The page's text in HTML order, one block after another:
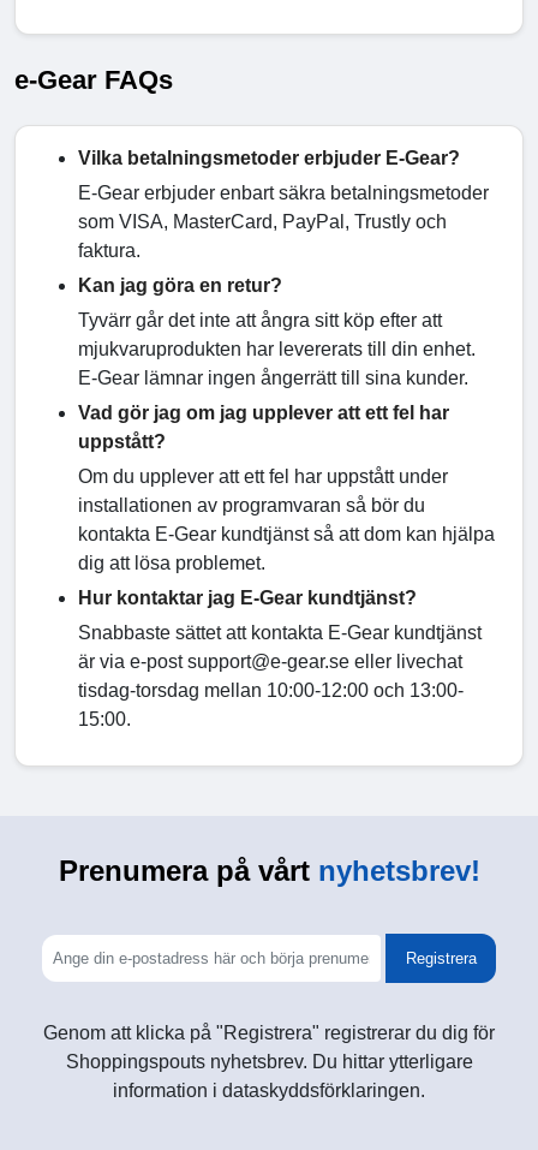
e-Gear FAQs
Vilka betalningsmetoder erbjuder E-Gear?
E-Gear erbjuder enbart säkra betalningsmetoder
som VISA, MasterCard, PayPal, Trustly och
faktura.
Kan jag göra en retur?
Tyvärr går det inte att ångra sitt köp efter att
mjukvaruprodukten har levererats till din enhet.
E-Gear lämnar ingen ångerrätt till sina kunder.
Vad gör jag om jag upplever att ett fel har
uppstått?
Om du upplever att ett fel har uppstått under
installationen av programvaran så bör du
kontakta E-Gear kundtjänst så att dom kan hjälpa
dig att lösa problemet.
Hur kontaktar jag E-Gear kundtjänst?
Snabbaste sättet att kontakta E-Gear kundtjänst
är via e-post support@e-gear.se eller livechat
tisdag-torsdag mellan 10:00-12:00 och 13:00-
15:00.
Prenumera på vårtnyhetsbrev!
Registrera
Genom att klicka på "Registrera" registrerar du dig för
Shoppingspouts nyhetsbrev. Du hittar ytterligare
information i dataskyddsförklaringen.